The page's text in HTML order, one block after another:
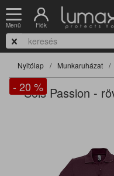
Menü Fiók
Nyitólap Munkaruházat
Sols Passion -
- 20 %